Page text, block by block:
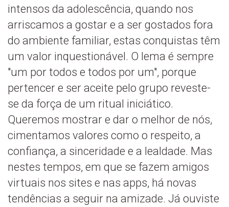
intensos da adolescência, quando nos
arriscamos a gostar e a ser gostados fora
do ambiente familiar, estas conquistas têm
um valor inquestionável. O lema é sempre
"um por todos e todos por um", porque
pertencer e ser aceite pelo grupo reveste-
se da força de um ritual iniciático.
Queremos mostrar e dar o melhor de nós,
cimentamos valores como o respeito, a
confiança, a sinceridade e a lealdade. Mas
nestes tempos, em que se fazem amigos
virtuais nos sites e nas apps, há novas
tendências a seguir na amizade. Já ouviste